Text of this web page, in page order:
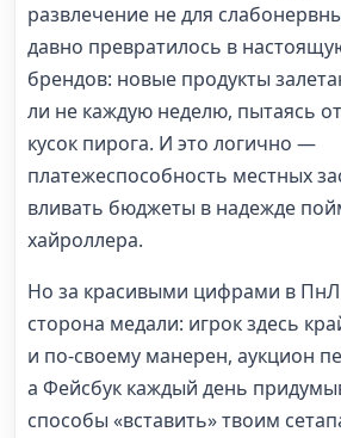
развлечение не для
давно превратилось в
брендов: новые продукты
ли не каждую неделю, пытаясь
кусок пирога. И это логично —
платежеспособность местных
вливать бюджеты в надежде
хайроллера.
Но за красивыми цифрами в ПнЛ
сторона медали: игрок здесь
и по-своему манерен, аукцион
а Фейсбук каждый день
способы «вставить» твоим